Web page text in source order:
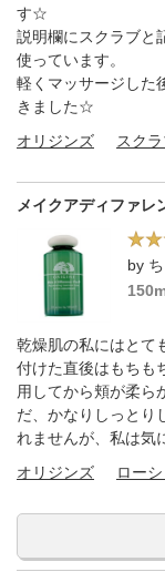
す☆
説明欄にスクラブと
使っています。
軽くマッサージした
きました☆
オリジンズ
スク
メイクアディファレ
by
乾燥肌の私にはとて
付けた直後はもちも
用してから頬が柔ら
だ、かなりしっとり
れませんが、私は気
オリジンズ
ロー